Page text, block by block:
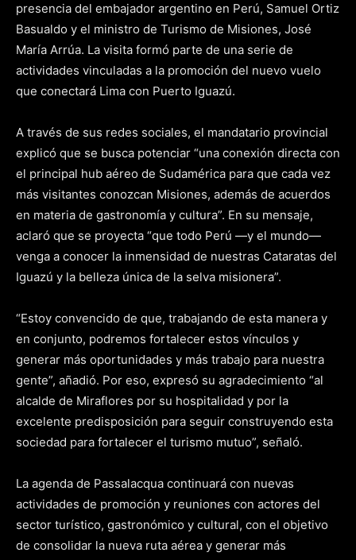
presencia del embajador argentino en Perú, Samuel Ortiz
Basualdo y el ministro de Turismo de Misiones, José
María Arrúa. La visita formó parte de una serie de
actividades vinculadas a la promoción del nuevo vuelo
que conectará Lima con Puerto Iguazú.
A través de sus redes sociales, el mandatario provincial
explicó que se busca potenciar “una conexión directa con
el principal hub aéreo de Sudamérica para que cada vez
más visitantes conozcan Misiones, además de acuerdos
en materia de gastronomía y cultura”. En su mensaje,
aclaró que se proyecta “que todo Perú —y el mundo—
venga a conocer la inmensidad de nuestras Cataratas del
Iguazú y la belleza única de la selva misionera”.
“Estoy convencido de que, trabajando de esta manera y
en conjunto, podremos fortalecer estos vínculos y
generar más oportunidades y más trabajo para nuestra
gente”, añadió. Por eso, expresó su agradecimiento “al
alcalde de Miraflores por su hospitalidad y por la
excelente predisposición para seguir construyendo esta
sociedad para fortalecer el turismo mutuo”, señaló.
La agenda de Passalacqua continuará con nuevas
actividades de promoción y reuniones con actores del
sector turístico, gastronómico y cultural, con el objetivo
de consolidar la nueva ruta aérea y generar más